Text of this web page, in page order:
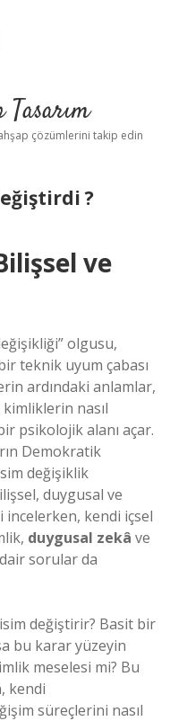
çözümlerini takip edin
?
ve
olgusu,
teknik uyum çabası
ardındaki anlamlar,
nasıl
psikolojik alanı açar.
Demokratik
değişiklik
duygusal ve
kendi içsel
duygusal zekâ ve
sorular da
değiştirir? Basit bir
bu karar yüzeyin
meselesi mi? Bu
kendi
süreçlerini nasıl